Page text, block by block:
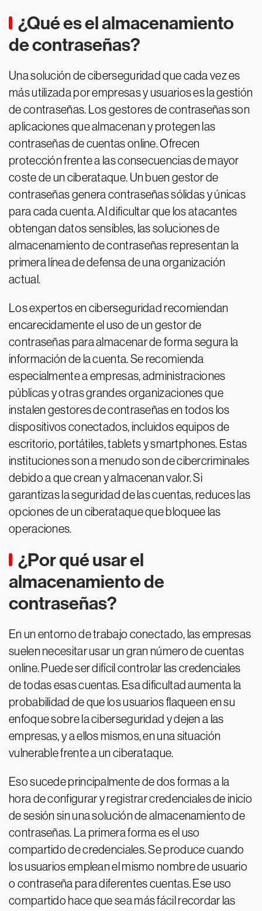
¿Qué es el almacenamiento
de contraseñas?
Una solución de ciberseguridad que cada vez es
más utilizada por empresas y usuarios es la gestión
de contraseñas. Los gestores de contraseñas son
aplicaciones que almacenan y protegen las
contraseñas de cuentas online. Ofrecen
protección frente a las consecuencias de mayor
coste de un ciberataque. Un buen gestor de
contraseñas genera contraseñas sólidas y únicas
para cada cuenta. Al dificultar que los atacantes
obtengan datos sensibles, las soluciones de
almacenamiento de contraseñas representan la
primera línea de defensa de una organización
actual.
Los expertos en ciberseguridad recomiendan
encarecidamente el uso de un gestor de
contraseñas para almacenar de forma segura la
información de la cuenta. Se recomienda
especialmente a empresas, administraciones
públicas y otras grandes organizaciones que
instalen gestores de contraseñas en todos los
dispositivos conectados, incluidos equipos de
escritorio, portátiles, tablets y smartphones. Estas
instituciones son a menudo son de cibercriminales
debido a que crean y almacenan valor. Si
garantizas la seguridad de las cuentas, reduces las
opciones de un ciberataque que bloquee las
operaciones.
¿Por qué usar el
almacenamiento de
contraseñas?
En un entorno de trabajo conectado, las empresas
suelen necesitar usar un gran número de cuentas
online. Puede ser difícil controlar las credenciales
de todas esas cuentas. Esa dificultad aumenta la
probabilidad de que los usuarios flaqueen en su
enfoque sobre la ciberseguridad y dejen a las
empresas, y a ellos mismos, en una situación
vulnerable frente a un ciberataque.
Eso sucede principalmente de dos formas a la
hora de configurar y registrar credenciales de inicio
de sesión sin una solución de almacenamiento de
contraseñas. La primera forma es el uso
compartido de credenciales. Se produce cuando
los usuarios emplean el mismo nombre de usuario
o contraseña para diferentes cuentas. Ese uso
compartido hace que sea más fácil recordar las